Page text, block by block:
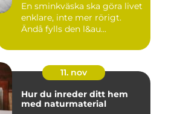
En sminkväska ska göra livet
enklare, inte mer rörigt.
Ändå fylls den l&au...
11. nov
Hur du inreder ditt hem
med naturmaterial